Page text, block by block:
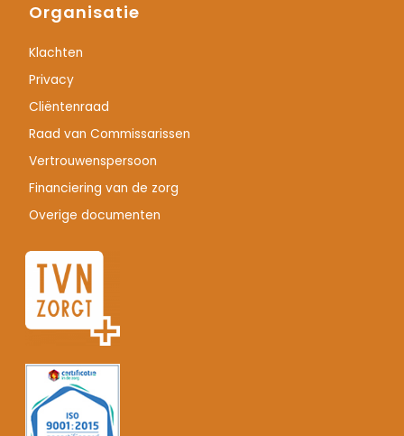
Organisatie
Klachten
Privacy
Cliëntenraad
Raad van Commissarissen
Vertrouwenspersoon
Financiering van de zorg
Overige documenten